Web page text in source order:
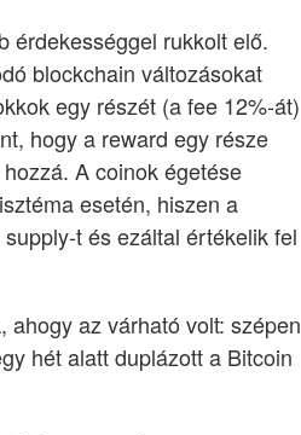
érdekességgel rukkolt elő.
blockchain változásokat
egy részét (a fee 12%-át)
hogy a reward egy része
A coinok égetése
esetén, hiszen a
t és ezáltal értékelik fel
az várható volt: szépen
hét alatt duplázott a Bitcoin